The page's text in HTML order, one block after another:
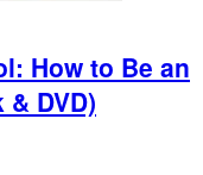
How to Be an
DVD)